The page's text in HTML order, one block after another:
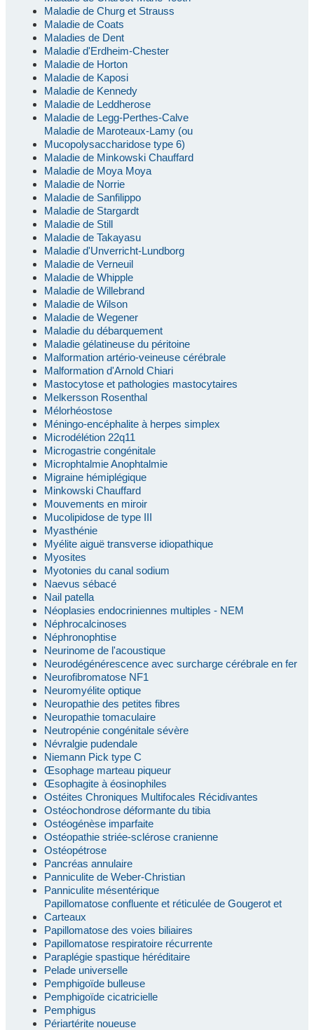
Maladie de Churg et Strauss
Maladie de Coats
Maladies de Dent
Maladie d'Erdheim-Chester
Maladie de Horton
Maladie de Kaposi
Maladie de Kennedy
Maladie de Leddherose
Maladie de Legg-Perthes-Calve
Maladie de Maroteaux-Lamy (ou
Mucopolysaccharidose type 6)
Maladie de Minkowski Chauffard
Maladie de Moya Moya
Maladie de Norrie
Maladie de Sanfilippo
Maladie de Stargardt
Maladie de Still
Maladie de Takayasu
Maladie d'Unverricht-Lundborg
Maladie de Verneuil
Maladie de Whipple
Maladie de Willebrand
Maladie de Wilson
Maladie de Wegener
Maladie du débarquement
Maladie gélatineuse du péritoine
Malformation artério-veineuse cérébrale
Malformation d'Arnold Chiari
Mastocytose et pathologies mastocytaires
Melkersson Rosenthal
Mélorhéostose
Méningo-encéphalite à herpes simplex
Microdélétion 22q11
Microgastrie congénitale
Microphtalmie Anophtalmie
Migraine hémiplégique
Minkowski Chauffard
Mouvements en miroir
Mucolipidose de type III
Myasthénie
Myélite aiguë transverse idiopathique
Myosites
Myotonies du canal sodium
Naevus sébacé
Nail patella
Néoplasies endocriniennes multiples - NEM
Néphrocalcinoses
Néphronophtise
Neurinome de l'acoustique
Neurodégénérescence avec surcharge cérébrale en fer
Neurofibromatose NF1
Neuromyélite optique
Neuropathie des petites fibres
Neuropathie tomaculaire
Neutropénie congénitale sévère
Névralgie pudendale
Niemann Pick type C
Œsophage marteau piqueur
Œsophagite à éosinophiles
Ostéites Chroniques Multifocales Récidivantes
Ostéochondrose déformante du tibia
Ostéogénèse imparfaite
Ostéopathie striée-sclérose cranienne
Ostéopétrose
Pancréas annulaire
Panniculite de Weber-Christian
Panniculite mésentérique
Papillomatose confluente et réticulée de Gougerot et
Carteaux
Papillomatose des voies biliaires
Papillomatose respiratoire récurrente
Paraplégie spastique héréditaire
Pelade universelle
Pemphigoïde bulleuse
Pemphigoïde cicatricielle
Pemphigus
Périartérite noueuse